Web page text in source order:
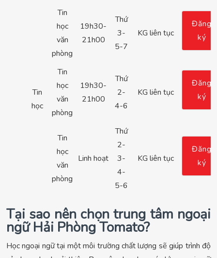
Tin
học
Tin
học
văn
phòng
19h30-
21h00
Thứ
3-
5-7
KG liên tục
Đăng
ký
Tin
học
văn
phòng
19h30-
21h00
Thứ
2-
4-6
KG liên tục
Đăng
ký
Tin
học
văn
phòng
Linh hoạt
Thứ
2-
3-
4-
5-6
KG liên tục
Đăng
ký
Tại sao nên chọn trung tâm ngoại
ngữ Hải Phòng Tomato?
Học ngoại ngữ tại một môi trường chất lượng sẽ giúp trình độ